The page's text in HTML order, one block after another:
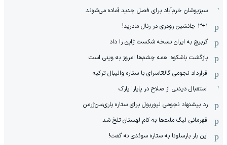
سبزپوشان خرم‌آباد برای فصل جدید آماده می‌شوند
۳+۱ جانشین رودری در رئال مادرید!
گربیچ به ایران نسخه شکست ژاپن را داد
بازگشت باشکوه: همه چشم‌ها امروز به وینی است
قرارداد نجومی گالاتاسرای با ستاره والیبال ترکیه
استقبال دیدنی از صلاح در پاپارا پارک
رد پیشنهاد نجومی لیورپول برای ستاره پاری‌سن‌ژرمن
قهرمانی لیگ ملت‌ها به کام لهستان تلخ شد
این بار بارسلونا به ستاره سوئدی نه گفت!